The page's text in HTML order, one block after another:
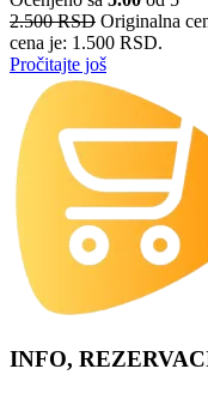
2.500RSD Originalna
cena je: 1.500 RSD.
Pročitajte još
INFO,